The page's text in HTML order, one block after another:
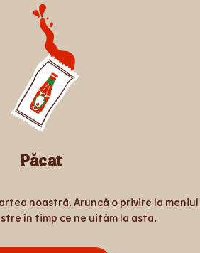
Păcat
noastră. Aruncă o privire la meniul
în timp ce ne uităm la asta.